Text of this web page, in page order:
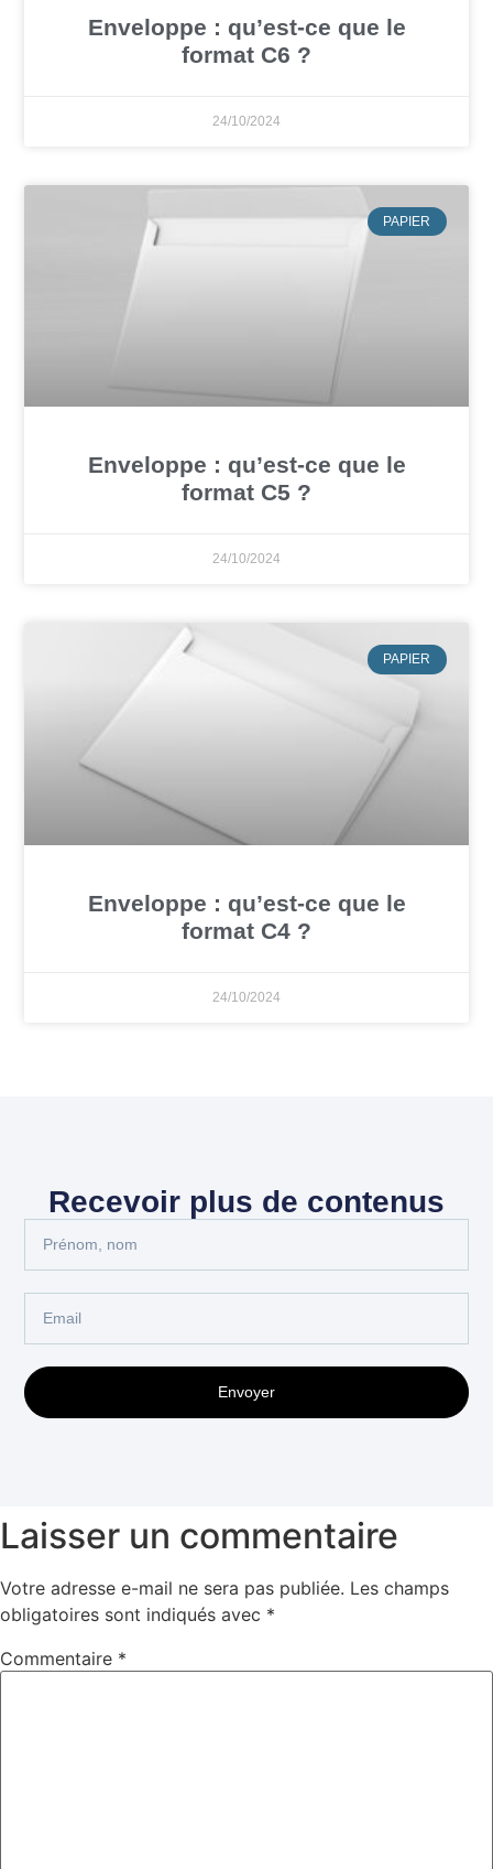
Enveloppe : qu’est-ce que le
format C6 ?
24/10/2024
PAPIER
Enveloppe : qu’est-ce que le
format C5 ?
24/10/2024
PAPIER
Enveloppe : qu’est-ce que le
format C4 ?
24/10/2024
Recevoir plus de contenus
Envoyer
Laisser un commentaire
Votre adresse e-mail ne sera pas publiée. Les champs
obligatoires sont indiqués avec *
Commentaire *